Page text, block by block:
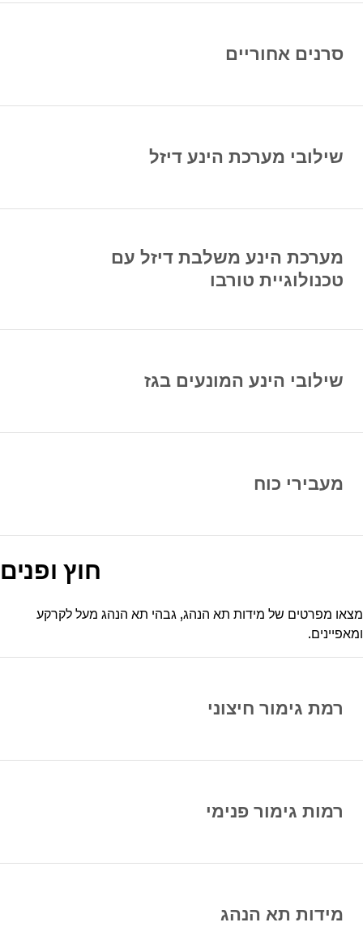
סרנים אחוריים
שילובי מערכת הינע דיזל
מערכת הינע משלבת דיזל עם
טכנולוגיית טורבו
שילובי הינע המונעים בגז
מעבירי כוח
חוץ ופנים
מצאו מפרטים של מידות תא הנהג, גבהי תא הנהג מעל לקרקע
ומאפיינים.
רמת גימור חיצוני
רמות גימור פנימי
מידות תא הנהג